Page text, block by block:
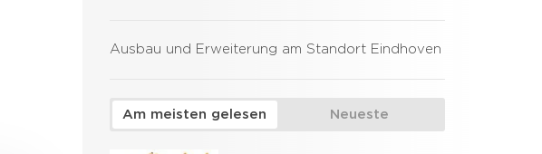
Ausbau und Erweiterung am Standort Eindhoven
Am meisten gelesen Neueste